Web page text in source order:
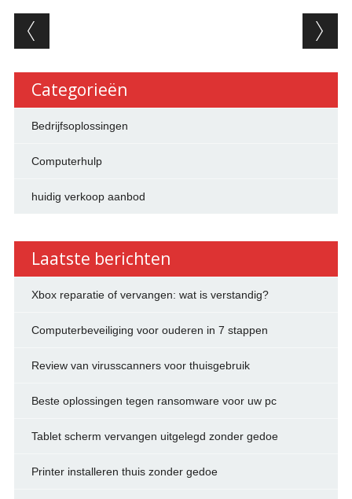
Berichtnavigatie
Categorieën
Bedrijfsoplossingen
Computerhulp
huidig verkoop aanbod
Laatste berichten
Xbox reparatie of vervangen: wat is verstandig?
Computerbeveiliging voor ouderen in 7 stappen
Review van virusscanners voor thuisgebruik
Beste oplossingen tegen ransomware voor uw pc
Tablet scherm vervangen uitgelegd zonder gedoe
Printer installeren thuis zonder gedoe